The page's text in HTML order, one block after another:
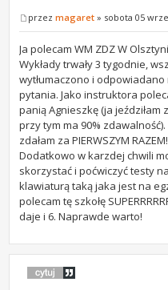
przezmagaret » sobota 05
Ja polecam WM ZDZ W
Wykłady trwały 3 tygodnie,
wytłumaczono i
pytania. Jako instruktora
panią Agnieszkę (ja jeździłam
przy tym ma 90%
zdałam za PIERWSZYM
Dodatkowo w karzdej chwili
skorzystać i poćwiczyć testy
klawiaturą taką jaka jest na
polecam tę szkołę
daje i 6. Naprawde warto!